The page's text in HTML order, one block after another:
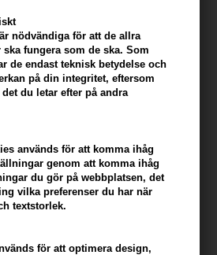
nödvändiga för att de allra
fungera som de ska. Som
de endast teknisk betydelse och
på din integritet, eftersom
du letar efter på andra
används för att komma ihåg
genom att komma ihåg
du gör på webbplatsen, det
vilka preferenser du har när
textstorlek.
för att optimera design,
från Aphro Celina
2 olika ögonfransserum, som båda
första ögonfransserumet är det
visat sig vara effektivt. Det ger dig
vackrare ögonfransar, och du kan i
se resultat redan efter 4-6 veckor.
att försiktigt föra borsten längs
bara använda det en gång om
efter att du har rengjort huden
Med det sagt är det viktigt att du
som möjligt. Så du får inte
resultat genom att applicera extra
viktigt att nämna att produkten inte
till dessa via de övre fransarna.